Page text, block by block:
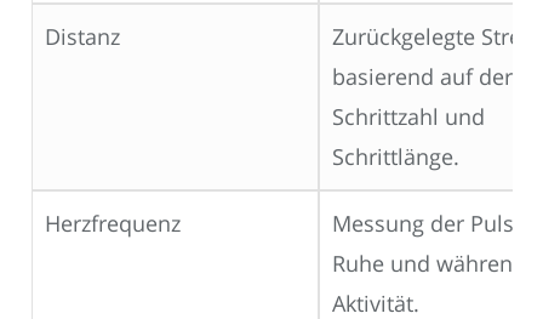
Distanz
Zurückgelegte
basierend auf der
Schrittzahl und
Schrittlänge.
Herzfrequenz
Messung der
Ruhe und während
Aktivität.